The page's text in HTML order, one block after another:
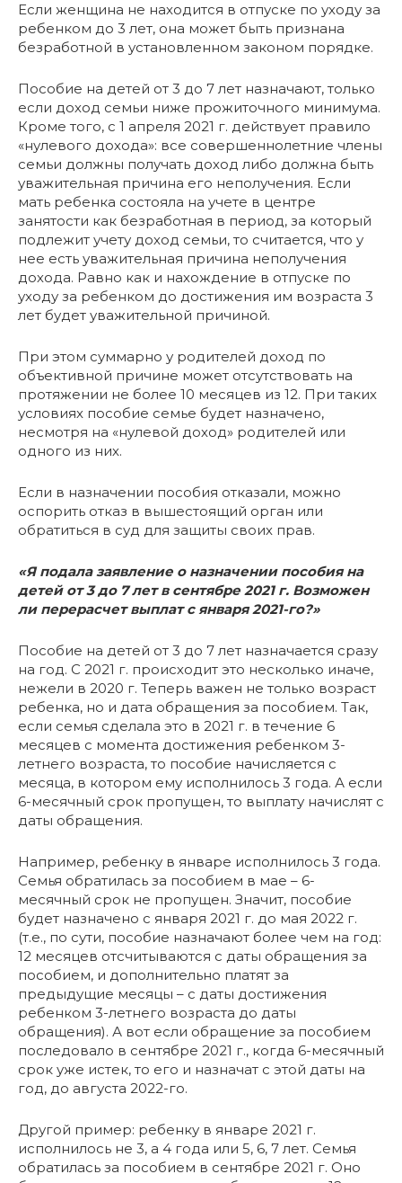
Если женщина не находится в отпуске по уходу за
ребенком до 3 лет, она может быть признана
безработной в установленном законом порядке.
Пособие на детей от 3 до 7 лет назначают, только
если доход семьи ниже прожиточного минимума.
Кроме того, с 1 апреля 2021 г. действует правило
«нулевого дохода»: все совершеннолетние члены
семьи должны получать доход либо должна быть
уважительная причина его неполучения. Если
мать ребенка состояла на учете в центре
занятости как безработная в период, за который
подлежит учету доход семьи, то считается, что у
нее есть уважительная причина неполучения
дохода. Равно как и нахождение в отпуске по
уходу за ребенком до достижения им возраста 3
лет будет уважительной причиной.
При этом суммарно у родителей доход по
объективной причине может отсутствовать на
протяжении не более 10 месяцев из 12. При таких
условиях пособие семье будет назначено,
несмотря на «нулевой доход» родителей или
одного из них.
Если в назначении пособия отказали, можно
оспорить отказ в вышестоящий орган или
обратиться в суд для защиты своих прав.
«Я подала заявление о назначении пособия на
детей от 3 до 7 лет в сентябре 2021 г. Возможен
ли перерасчет выплат с января 2021-го?»
Пособие на детей от 3 до 7 лет назначается сразу
на год. С 2021 г. происходит это несколько иначе,
нежели в 2020 г. Теперь важен не только возраст
ребенка, но и дата обращения за пособием. Так,
если семья сделала это в 2021 г. в течение 6
месяцев с момента достижения ребенком 3-
летнего возраста, то пособие начисляется с
месяца, в котором ему исполнилось 3 года. А если
6-месячный срок пропущен, то выплату начислят с
даты обращения.
Например, ребенку в январе исполнилось 3 года.
Семья обратилась за пособием в мае – 6-
месячный срок не пропущен. Значит, пособие
будет назначено с января 2021 г. до мая 2022 г.
(т.е., по сути, пособие назначают более чем на год:
12 месяцев отсчитываются с даты обращения за
пособием, и дополнительно платят за
предыдущие месяцы – с даты достижения
ребенком 3-летнего возраста до даты
обращения). А вот если обращение за пособием
последовало в сентябре 2021 г., когда 6-месячный
срок уже истек, то его и назначат с этой даты на
год, до августа 2022-го.
Другой пример: ребенку в январе 2021 г.
исполнилось не 3, а 4 года или 5, 6, 7 лет. Семья
обратилась за пособием в сентябре 2021 г. Оно